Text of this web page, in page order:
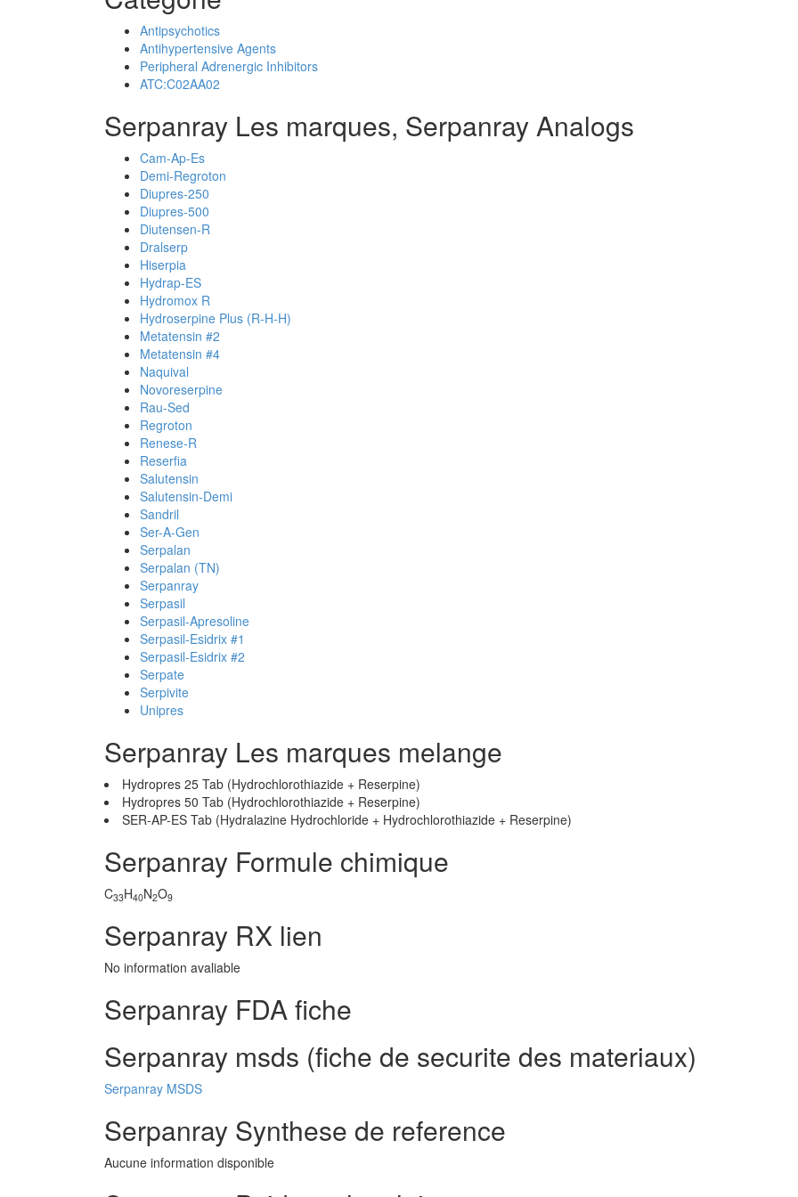
Antipsychotics
Antihypertensive Agents
Peripheral Adrenergic Inhibitors
ATC:C02AA02
Serpanray Les marques, Serpanray Analogs
Cam-Ap-Es
Demi-Regroton
Diupres-250
Diupres-500
Diutensen-R
Dralserp
Hiserpia
Hydrap-ES
Hydromox R
Hydroserpine Plus (R-H-H)
Metatensin #2
Metatensin #4
Naquival
Novoreserpine
Rau-Sed
Regroton
Renese-R
Reserfia
Salutensin
Salutensin-Demi
Sandril
Ser-A-Gen
Serpalan
Serpalan (TN)
Serpanray
Serpasil
Serpasil-Apresoline
Serpasil-Esidrix #1
Serpasil-Esidrix #2
Serpate
Serpivite
Unipres
Serpanray Les marques melange
Hydropres 25 Tab (Hydrochlorothiazide + Reserpine)
Hydropres 50 Tab (Hydrochlorothiazide + Reserpine)
SER-AP-ES Tab (Hydralazine Hydrochloride + Hydrochlorothiazide + Reserpine)
Serpanray Formule chimique
C33H40N2O9
Serpanray RX lien
No information avaliable
Serpanray FDA fiche
Serpanray msds (fiche de securite des materiaux)
Serpanray MSDS
Serpanray Synthese de reference
Aucune information disponible